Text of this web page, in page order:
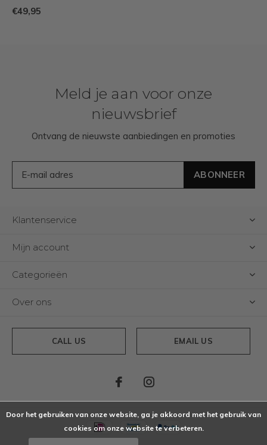
€49,95
Meld je aan voor onze
nieuwsbrief
Ontvang de nieuwste aanbiedingen en promoties
ABONNEER
Klantenservice
Mijn account
Categorieën
Over ons
CALL US EMAIL US
Door het gebruiken van onze website, ga je akkoord met het gebruik van
cookies om onze website te verbeteren.